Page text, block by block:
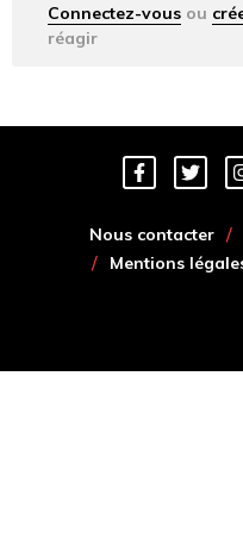
Connectez-vous ou
réagir
Nous contacter
Mentions